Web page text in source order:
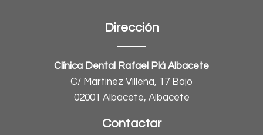
Dirección
Clínica Dental Rafael Plá Albacete
C/ Martinez Villena, 17 Bajo
02001 Albacete, Albacete
Contactar